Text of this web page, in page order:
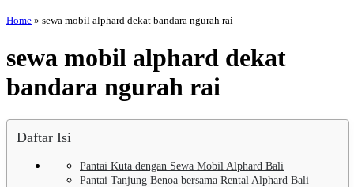
Home » sewa mobil alphard dekat bandara ngurah rai
sewa mobil alphard dekat
bandara ngurah rai
Daftar Isi
Pantai Kuta dengan Sewa Mobil Alphard Bali
Pantai Tanjung Benoa bersama Rental Alphard Bali